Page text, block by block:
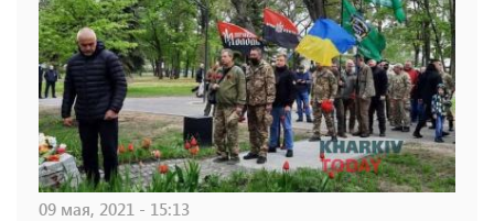
09 мая, 2021 - 15:13